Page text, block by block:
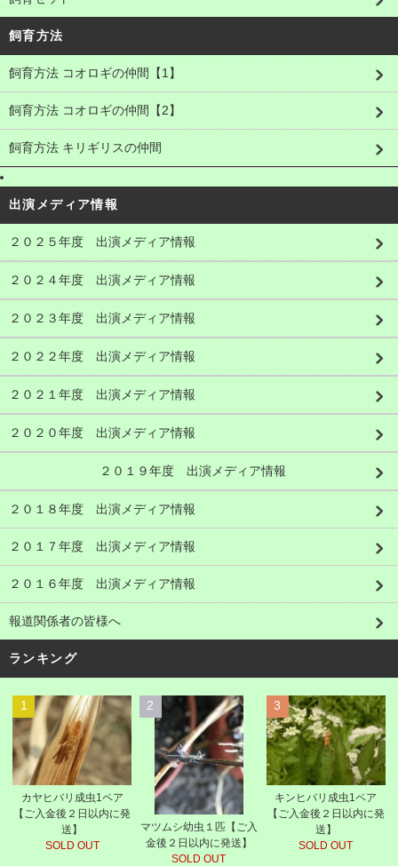
飼育方法
飼育方法 コオロギの仲間【1】
飼育方法 コオロギの仲間【2】
飼育方法 キリギリスの仲間
出演メディア情報
２０２５年度 出演メディア情報
２０２４年度 出演メディア情報
２０２３年度 出演メディア情報
２０２２年度 出演メディア情報
２０２１年度 出演メディア情報
２０２０年度 出演メディア情報
２０１９年度 出演メディア情報
２０１８年度 出演メディア情報
２０１７年度 出演メディア情報
２０１６年度 出演メディア情報
報道関係者の皆様へ
ランキング
1
カヤヒバリ成虫1ペア
【ご入金後２日以内に発
送】
SOLD OUT
2
マツムシ幼虫１匹【ご入
金後２日以内に発送】
SOLD OUT
3
キンヒバリ成虫1ペア
【ご入金後２日以内に発
送】
SOLD OUT